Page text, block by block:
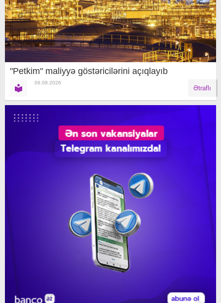
"Petkim" maliyyə göstəricilərini açıqlayıb
06.08.2026
Ətraflı